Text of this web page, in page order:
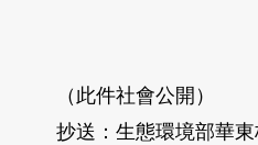
（此件社會公開）
抄送：生態環境部華東